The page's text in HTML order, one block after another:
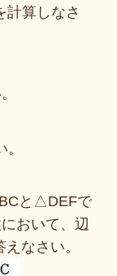
計算しなさ
と△DEFで
おいて、辺
なさい。